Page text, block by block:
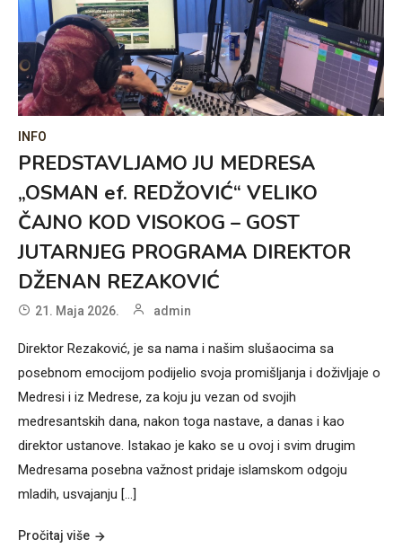
INFO
PREDSTAVLJAMO JU MEDRESA
„OSMAN ef. REDŽOVIĆ“ VELIKO
ČAJNO KOD VISOKOG – GOST
JUTARNJEG PROGRAMA DIREKTOR
DŽENAN REZAKOVIĆ
21. Maja 2026. admin
Direktor Rezaković, je sa nama i našim slušaocima sa
posebnom emocijom podijelio svoja promišljanja i doživljaje o
Medresi i iz Medrese, za koju ju vezan od svojih
medresantskih dana, nakon toga nastave, a danas i kao
direktor ustanove. Istakao je kako se u ovoj i svim drugim
Medresama posebna važnost pridaje islamskom odgoju
mladih, usvajanju […]
Pročitaj više